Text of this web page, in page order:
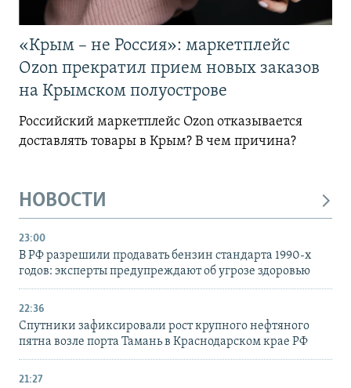
«Крым – не Россия»: маркетплейс
Ozon прекратил прием новых заказов
на Крымском полуострове
Российский маркетплейс Ozon отказывается
доставлять товары в Крым? В чем причина?
НОВОСТИ
23:00
В РФ разрешили продавать бензин стандарта 1990-х
годов: эксперты предупреждают об угрозе здоровью
22:36
Спутники зафиксировали рост крупного нефтяного
пятна возле порта Тамань в Краснодарском крае РФ
21:27